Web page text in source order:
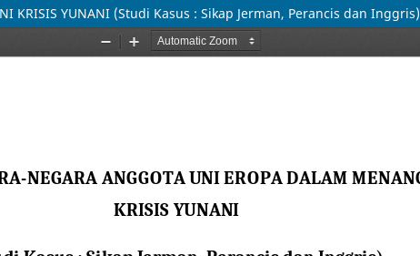
KRISIS YUNANI (Studi Kasus : Sikap Jerman, Perancis dan Inggris)